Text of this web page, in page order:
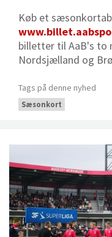
Køb et
billetter til AaB's to
Nordsjælland og
Tags på denne nyhed
Sæsonkort